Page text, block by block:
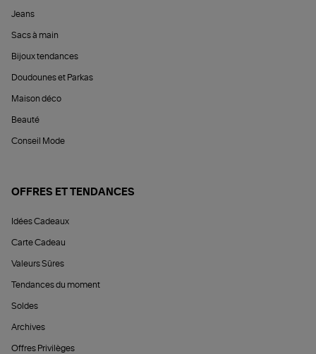
Jeans
Sacs à main
Bijoux tendances
Doudounes et Parkas
Maison déco
Beauté
Conseil Mode
OFFRES ET TENDANCES
Idées Cadeaux
Carte Cadeau
Valeurs Sûres
Tendances du moment
Soldes
Archives
Offres Privilèges